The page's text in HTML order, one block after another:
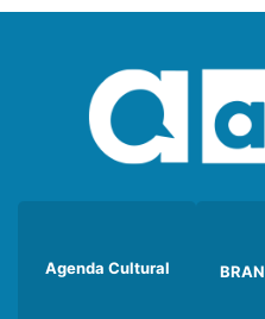
Agenda Cultural